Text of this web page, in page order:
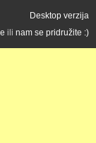
Desktop verzija
ili nam se pridružite :)